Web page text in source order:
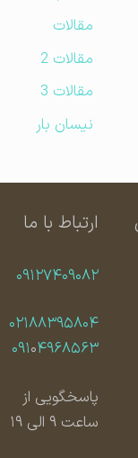
مقالات
مقالات 2
مقالات 3
نیسان بار
ارتباط با ما
۰۹۱۲۷۴۰۹۰۸۲
۰۲۱۸۸۳۹۵۸۰۴
۰۹۱۰۴۹۶۸۵۶۳
پاسخگویی از
ساعت ۹ الی ۱۹